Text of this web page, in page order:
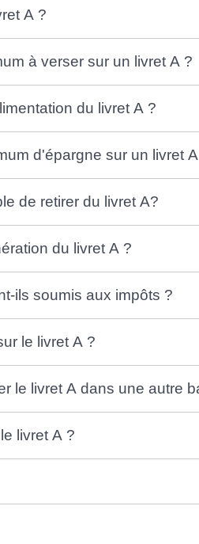
A ?
à verser sur un livret A ?
du livret A ?
d'épargne sur un livret
de retirer du livret A?
du livret A ?
ils soumis aux impôts ?
le livret A ?
le livret A dans une autre
livret A ?